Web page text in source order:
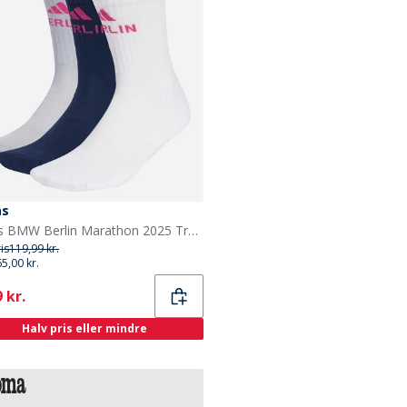
adidas BMW Berlin Marathon 2025 Tre Pak Løbestrømper Hvid/Halo Silver/Collegiate Navy
119,99 kr.
kr.
kr.
Halv pris eller mindre